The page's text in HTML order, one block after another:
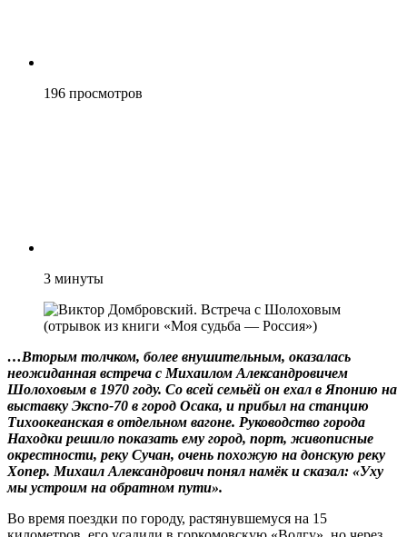
196 просмотров
3 минуты
…Вторым толчком, более внушительным, оказалась
неожиданная встреча с Михаилом Александровичем
Шолоховым в 1970 году. Со всей семьёй он ехал в Японию на
выставку Экспо-70 в город Осака, и прибыл на станцию
Тихоокеанская в отдельном вагоне. Руководство города
Находки решило показать ему город, порт, живописные
окрестности, реку Сучан, очень похожую на донскую реку
Хопер. Михаил Александрович понял намёк и сказал: «Уху
мы устроим на обратном пути».
Во время поездки по городу, растянувшемуся на 15